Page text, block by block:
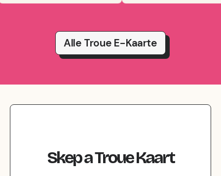
Alle Troue E-Kaarte
SkepaTroueKaart